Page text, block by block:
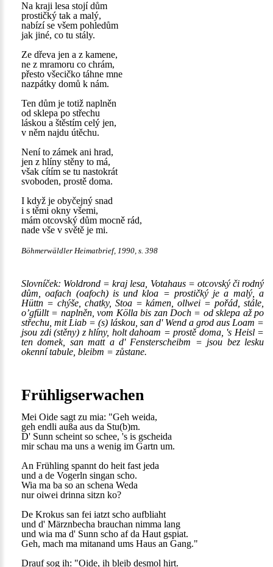
Na kraji lesa stojí dům
prostičký tak a malý,
nabízí se všem pohledům
jak jiné, co tu stály.
Ze dřeva jen a z kamene,
ne z mramoru co chrám,
přesto všecičko táhne mne
nazpátky domů k nám.
Ten dům je totiž naplněn
od sklepa po střechu
láskou a štěstím celý jen,
v něm najdu útěchu.
Není to zámek ani hrad,
jen z hlíny stěny to má,
však cítím se tu nastokrát
svoboden, prostě doma.
I když je obyčejný snad
i s těmi okny všemi,
mám otcovský dům mocně rád,
nade vše v světě je mi.
Böhmerwäldler Heimatbrief, 1990, s. 398
Slovníček: Woldrond = kraj lesa, Votahaus = otcovský či rodný
dům, oafach (oafoch) is und kloa = prostičký je a malý, a
Hüttn = chýše, chatky, Stoa = kámen, ollwei = pořád, stále,
o’gfüllt = naplněn, vom Kölla bis zan Doch = od sklepa až po
střechu, mit Liab = (s) láskou, san d' Wend a grod aus Loam =
jsou zdi (stěny) z hlíny, holt dahoam = prostě doma, 's Heisl =
ten domek, san matt a d' Fensterscheibm = jsou bez lesku
okenní tabule, bleibm = zůstane.
Frühligserwachen
Mei Oide sagt zu mia: "Geh weida,
geh endli außa aus da Stu(b)m.
D' Sunn scheint so schee, 's is gscheida
mir schau ma uns a wenig im Gartn um.
An Frühling spannt do heit fast jeda
und a de Vogerln singan scho.
Wia ma ba so an schena Weda
nur oiwei drinna sitzn ko?
De Krokus san fei iatzt scho aufbliaht
und d' Märznbecha brauchan nimma lang
und wia ma d' Sunn scho af da Haut gspiat.
Geh, mach ma mitanand ums Haus an Gang."
Drauf sog ih: "Oide, ih bleib desmol hirt.